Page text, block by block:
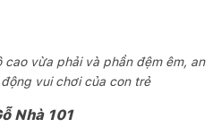
vừa phải và phần đệm êm, an
vui chơi của con trẻ
Nhà 101